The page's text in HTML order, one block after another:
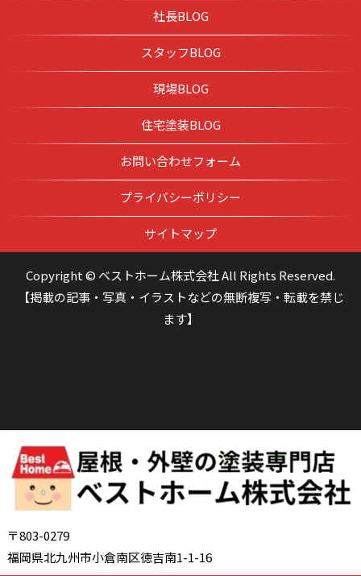
社長BLOG
スタッフBLOG
現場BLOG
住宅塗装BLOG
お問い合わせフォーム
プライバシーポリシー
サイトマップ
Copyright © ベストホーム株式会社 All Rights Reserved.
【掲載の記事・写真・イラストなどの無断複写・転載を禁じ
ます】
〒803-0279
福岡県北九州市小倉南区徳吉南1-1-16